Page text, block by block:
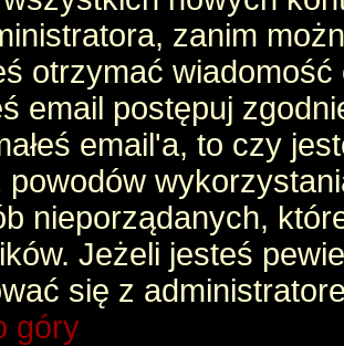
zanim
otrzymać
email postępuj
email'a, to czy
powodów
nieporządanych,
Jeżeli jesteś
się z
góry